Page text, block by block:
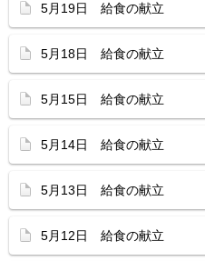
5月19日 給食の献立
5月18日 給食の献立
5月15日 給食の献立
5月14日 給食の献立
5月13日 給食の献立
5月12日 給食の献立